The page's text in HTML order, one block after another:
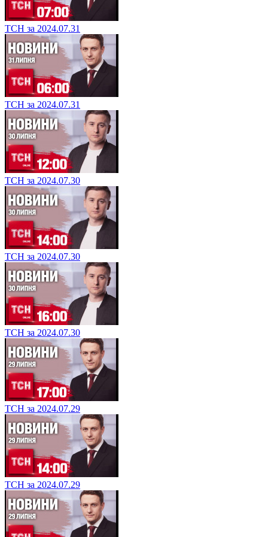
ТСН за 2024.07.31
ТСН за 2024.07.31
ТСН за 2024.07.30
ТСН за 2024.07.30
ТСН за 2024.07.30
ТСН за 2024.07.29
ТСН за 2024.07.29